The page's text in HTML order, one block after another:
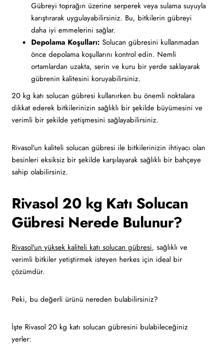
Gübreyi toprağın üzerine serperek veya sulama suyuyla
karıştırarak uygulayabilirsiniz. Bu, bitkilerin gübreyi
daha iyi emmelerini sağlar.
Depolama Koşulları: Solucan gübresini kullanmadan
önce depolama koşullarını kontrol edin. Nemli
ortamlardan uzakta, serin ve kuru bir yerde saklayarak
gübrenin kalitesini koruyabilirsiniz.
20 kg katı solucan gübresi kullanırken bu önemli noktalara
dikkat ederek bitkilerinizin sağlıklı bir şekilde büyümesini ve
verimli bir şekilde yetişmesini sağlayabilirsiniz.
Rivasol'un kaliteli solucan gübresi ile bitkilerinizin ihtiyacı olan
besinleri eksiksiz bir şekilde karşılayarak sağlıklı bir bahçeye
sahip olabilirsiniz.
Rivasol 20 kg Katı Solucan
Gübresi Nerede Bulunur?
Rivasol'un yüksek kaliteli katı solucan gübresi, sağlıklı ve
verimli bitkiler yetiştirmek isteyen herkes için ideal bir
çözümdür.
Peki, bu değerli ürünü nereden bulabilirsiniz?
İşte Rivasol 20 kg katı solucan gübresini bulabileceğiniz
yerler: